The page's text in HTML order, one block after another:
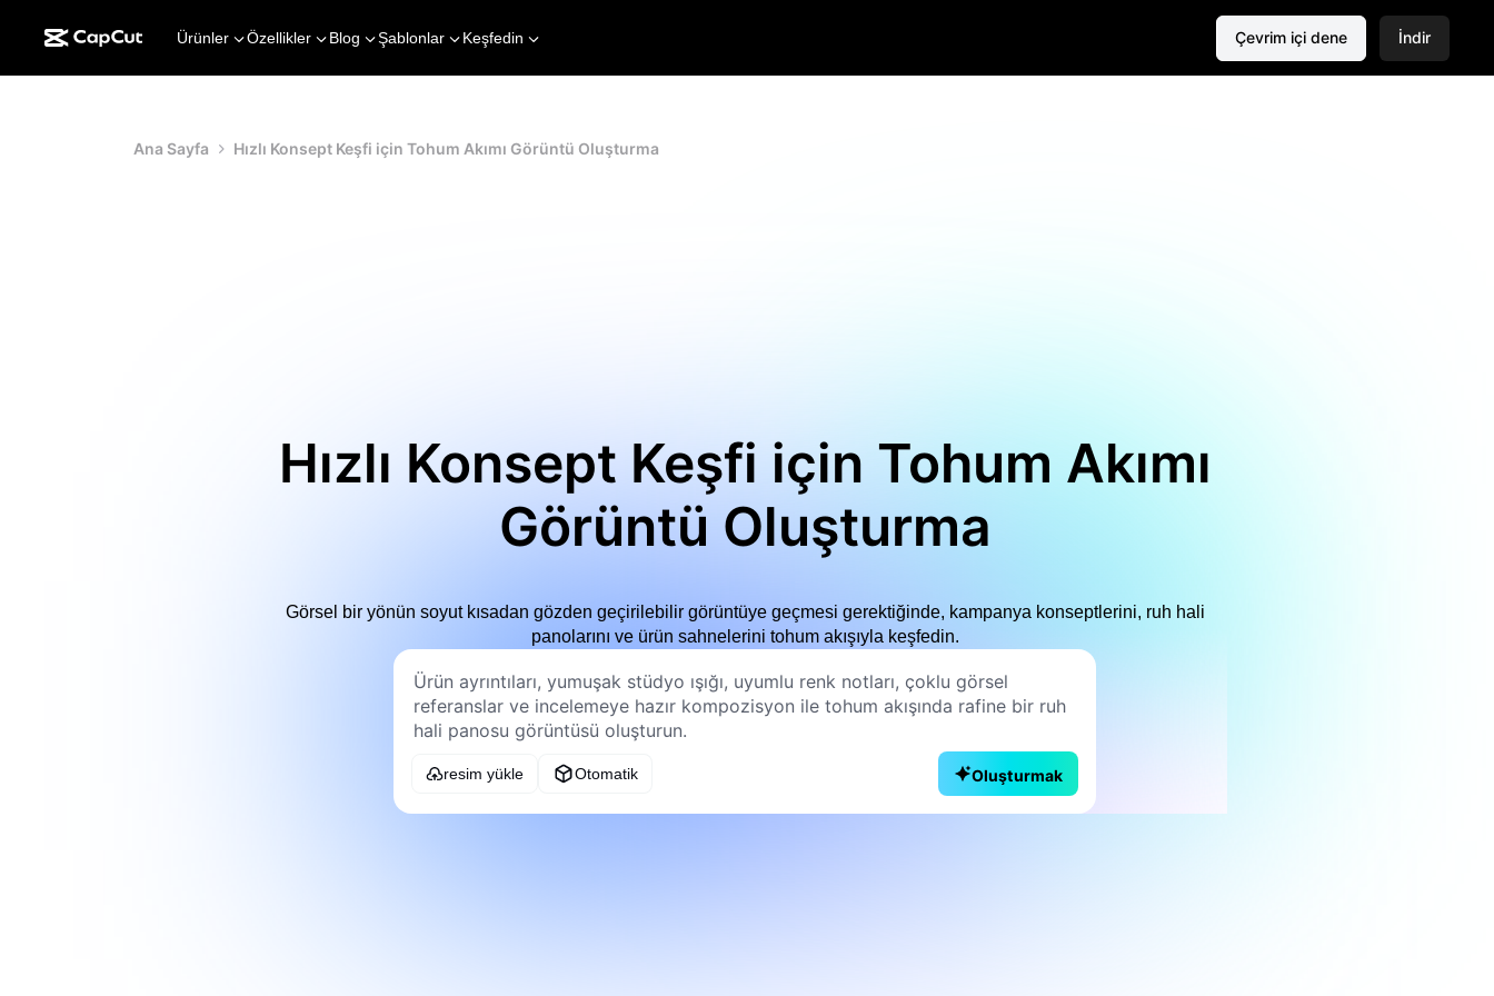
Ürünler Özellikler Blog Şablonlar Keşfedin Çevrim içi dene İndir
Ana Sayfa Hızlı Konsept Keşfi için Tohum Akımı Görüntü Oluşturma
Hızlı Konsept Keşfi için Tohum Akımı
Görüntü Oluşturma
Görsel bir yönün soyut kısadan gözden geçirilebilir görüntüye geçmesi gerektiğinde, kampanya konseptlerini, ruh hali
panolarını ve ürün sahnelerini tohum akışıyla keşfedin.
resim yükle Otomatik Oluşturmak